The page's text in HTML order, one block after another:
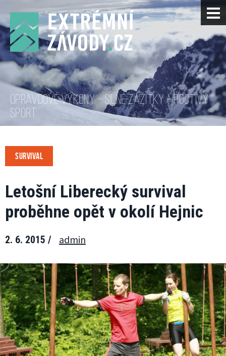
OPRAVDOVÉ VÝKONY – SILNÉ ZÁŽITKY – POCTIVÝ
SPORT
SURVIVAL
Letošní Liberecký survival
proběhne opět v okolí Hejnic
2. 6. 2015 / admin